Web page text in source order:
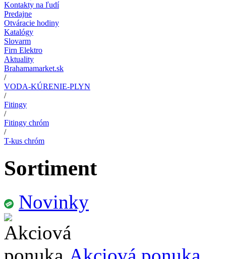
Kontakty na ľudí
Predajne
Otváracie hodiny
Katalógy
Slovarm
Firn Elektro
Aktuality
Brahamamarket.sk
/
VODA-KÚRENIE-PLYN
/
Fitingy
/
Fitingy chróm
/
T-kus chróm
Sortiment
Novinky